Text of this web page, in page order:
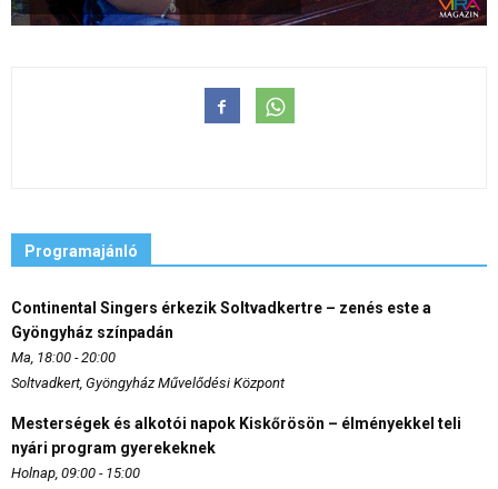
Programajánló
Continental Singers érkezik Soltvadkertre – zenés este a
Gyöngyház színpadán
Ma, 18:00 - 20:00
Soltvadkert, Gyöngyház Művelődési Központ
Mesterségek és alkotói napok Kiskőrösön – élményekkel teli
nyári program gyerekeknek
Holnap, 09:00 - 15:00